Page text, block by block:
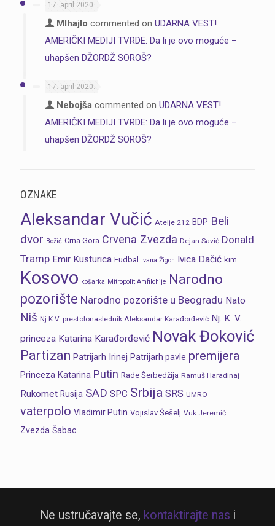
17. april 2020.
MIhajlo commented on UDARNA VEST!
AMERIČKI MEDIJI TVRDE: Da li je ovo moguće –
uhapšen DŽORDŽ SOROŠ?
17. april 2020.
Nebojša commented on UDARNA VEST!
AMERIČKI MEDIJI TVRDE: Da li je ovo moguće –
uhapšen DŽORDŽ SOROŠ?
OZNAKE
Aleksandar Vučić Atelje 212 BDP Beli
dvor Božić Crna Gora Crvena Zvezda Dejan Savić Donald
Tramp Emir Kusturica Fudbal Ivana Žigon Ivica Dačić kim
Kosovo košarka Mitropolit Amfilohije Narodno
pozorište Narodno pozorište u Beogradu Nato
Niš Nj.K.V. prestolonaslednik Aleksandar Karađorđević Nj. K. V.
princeza Katarina Karađorđević Novak Đoković
Partizan Patrijarh Irinej Patrijarh pavle premijera
Princeza Katarina Putin Rade Šerbedžija Ramuš Haradinaj
Rukomet Rusija SAD SPC Srbija SRS UMRO
vaterpolo Vladimir Putin Vojislav Šešelj Vuk Jeremić
Zvezda Šabac
Ne ustručavajte se, kontaktirajte nas i